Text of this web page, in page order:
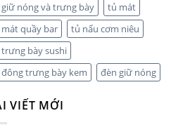
nóng và trưng bày
tủ mát
quầy bar
tủ nấu cơm niêu
bày sushi
trưng bày kem
đèn giữ nóng
VIẾT MỚI